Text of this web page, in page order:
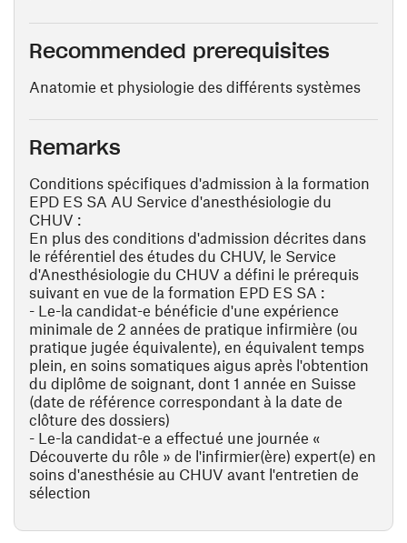
Recommended prerequisites
Anatomie et physiologie des différents systèmes
Remarks
Conditions spécifiques d'admission à la formation
EPD ES SA AU Service d'anesthésiologie du
CHUV :
En plus des conditions d'admission décrites dans
le référentiel des études du CHUV, le Service
d'Anesthésiologie du CHUV a défini le prérequis
suivant en vue de la formation EPD ES SA :
- Le-la candidat-e bénéficie d'une expérience
minimale de 2 années de pratique infirmière (ou
pratique jugée équivalente), en équivalent temps
plein, en soins somatiques aigus après l'obtention
du diplôme de soignant, dont 1 année en Suisse
(date de référence correspondant à la date de
clôture des dossiers)
- Le-la candidat-e a effectué une journée «
Découverte du rôle » de l'infirmier(ère) expert(e) en
soins d'anesthésie au CHUV avant l'entretien de
sélection